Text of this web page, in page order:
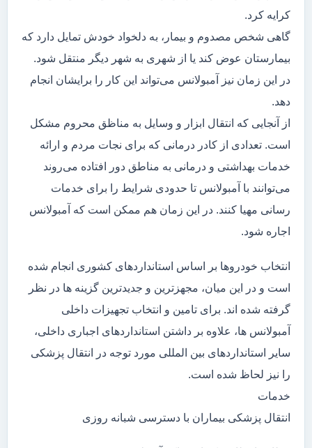
کرایه کرد.
گاهی شخص مصدوم و بیمار، به دلخواد خودش تمایل دارد که
بیمارستان عوض کند یا از شهری به شهر دیگر منتقل شود.
در این زمان نیز آمبولانس می‌تواند این کار را برایشان انجام
دهد.
از آنجایی که انتقال ابزار و وسایل به مناظق محروم مشکل
است. تعدادی از کادر درمانی که برای نجات مردم و ارائه
خدمات بهداشتی و درمانی به مناطق دور افتاده می‌روند
می‌توانند با آمبولانس تا حدودی شرایط را برای خدمات
رسانی مهیا کنند. در این زمان هم ممکن است که آمبولانس
اجاره شود.
انتخاب خودروها بر اساس استانداردهای کشوری انجام شده
است و در این میان، مجهزترین و جدیدترین گزینه ها در نظر
گرفته شده اند. برای تامین و انتخاب تجهیزات داخلی
آمبولانس ها، علاوه بر داشتن استانداردهای اجباری داخلی،
سایر استانداردهای بین المللی مورد توجه در انتقال پزشکی
را نیز لحاظ شده است.
خدمات
انتقال پزشکی بیماران با دسترسی شبانه روزی